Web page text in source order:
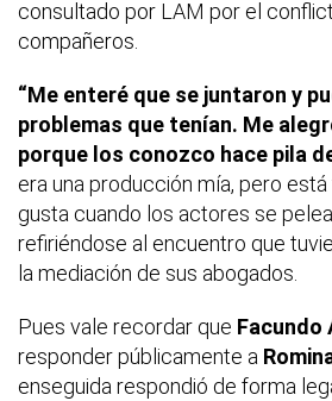
consultado por LAM por el
compañeros.
“Me enteré que se juntaron y
problemas que tenían. Me
porque los conozco hace pila
era una producción mía, pero
gusta cuando los actores se
refiriéndose al encuentro que
la mediación de sus abogados.
Pues vale recordar que Facundo
responder públicamente a
enseguida respondió de forma